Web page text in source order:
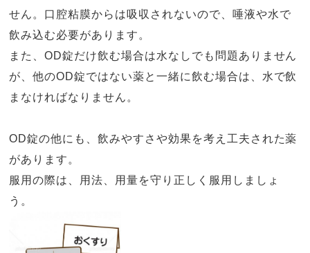
せん。口腔粘膜からは吸収されないので、唾液や水で
飲み込む必要があります。
また、OD錠だけ飲む場合は水なしでも問題ありません
が、他のOD錠ではない薬と一緒に飲む場合は、水で飲
まなければなりません。
OD錠の他にも、飲みやすさや効果を考え工夫された薬
があります。
服用の際は、用法、用量を守り正しく服用しましょ
う。